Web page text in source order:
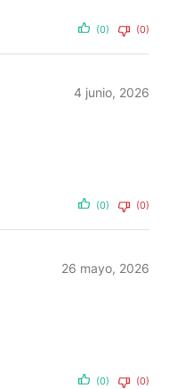
(0) (0)
4 junio, 2026
(0) (0)
26 mayo, 2026
(0) (0)